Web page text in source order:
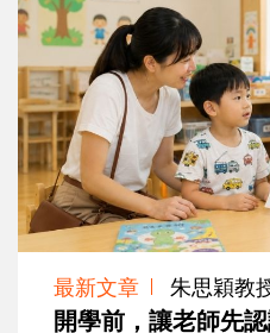
最新文章 朱思穎教
開學前，讓老師先